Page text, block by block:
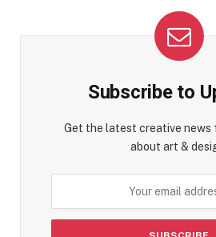
Subscribe to
Get the latest creative news
about art &